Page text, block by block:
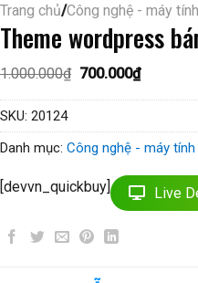
Trang chủ/Công nghệ - máy tính
Theme wordpress
1.000.000₫ Giá
là:
700.000₫Giá
hiện
tại
SKU: 20124
Danh mục: Công nghệ - máy tính
[devvn_quickbuy] Live